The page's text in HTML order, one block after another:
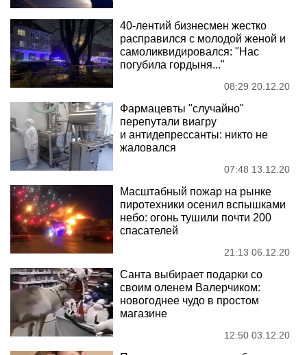
40-лентий бизнесмен жестко
расправился с молодой женой и
самоликвидировался: "Нас
погубила гордыня..."
08:29 20.12.20
Фармацевты "случайно"
перепутали виагру
и антидепрессанты: никто не
жаловался
07:48 13.12.20
Масштабный пожар на рынке
пиротехники осенил вспышками
небо: огонь тушили почти 200
спасателей
21:13 06.12.20
Санта выбирает подарки со
своим оленем Валерчиком:
новогоднее чудо в простом
магазине
12:50 03.12.20